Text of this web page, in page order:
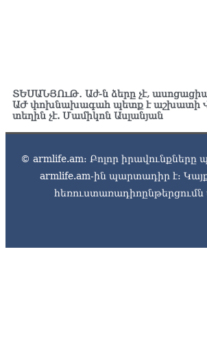
ՏԵՍԱՆՅՈւԹ․ Աժ-ն ձերը չէ,
ԱԺ փոխնախագահ պետք է աշխատի
տեղին չէ. Մամիկոն Ասլանյան
© armlife.am: Բոլոր
armlife.am-ին պարտադիր է:
հեռուստառադիոընթերցումն